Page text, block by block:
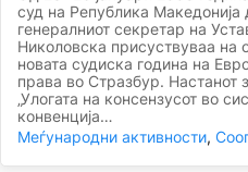
суд на Република
генералниот секретар на
Николовска присуствуваа на
новата судиска година на
права во Стразбур. Настанот
„Улогата на консензусот во
конвенција…
Меѓународни активности,